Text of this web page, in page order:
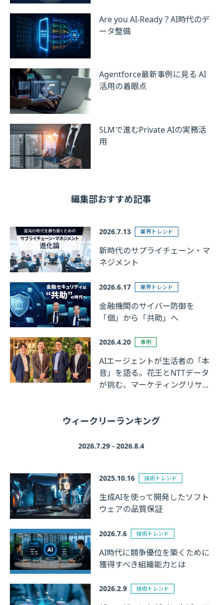
Are you AI-Ready？AI時代のデ
ータ整備
Agentforce最新事例に見る AI
活用の着眼点
SLMで進むPrivate AIの実務活
用
編集部おすすめ記事
2026.7.13 業界トレンド
新時代のサプライチェーン・マ
ネジメント
2026.6.17 業界トレンド
金融機関のサイバー防御を
「個」から「共助」へ
2026.4.20 事例
AIエージェントが生活者の「本
音」を語る。花王とNTTデータ
が挑む、マーケティングリサー
ウィークリーランキング
2026.7.29 - 2026.8.4
2025.10.16 技術トレンド
生成AIを使って開発したソフト
ウェアの品質保証
2026.7.6 技術トレンド
AI時代に競争優位を築くために
獲得すべき組織能力とは
2026.2.9 技術トレンド